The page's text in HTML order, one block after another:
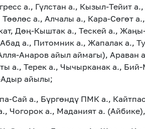
а., Гүлстан а., Кызыл-Тейит
а., Алчалы а., Кара-Сөгөт
Дөң-Кыштак а., Тескей а.,
а., Питомник а., Жапалак а.,
Анаров айыл аймагы),
а., Терек а., Чычырканак а.,
айылы;
Сай а., Бүргөндү ПМК а.,
Чогорок а., Маданият а.